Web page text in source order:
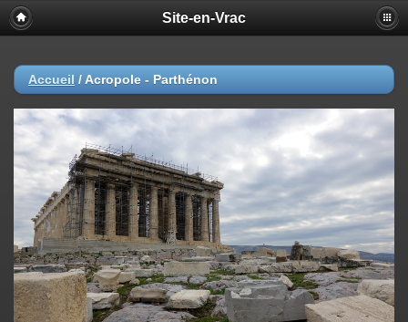
Site-en-Vrac
Accueil / Acropole - Parthénon